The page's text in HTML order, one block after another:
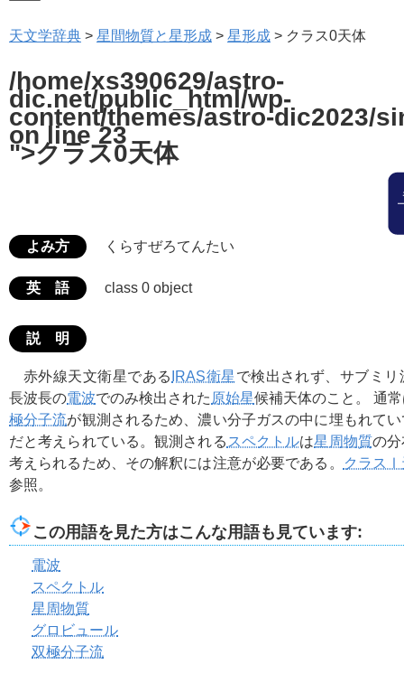
天文学辞典 > 星間物質と星形成 > 星形成 > クラス0天体
/home/xs390629/astro-
dic.net/public_html/wp-
content/themes/astro-dic2023/
on line 23
">クラス0天体
よみ方 くらすぜろてんたい
英 語 class 0 object
説 明
赤外線天文衛星である IRAS衛星 で検出されず、サブミ
長波長の電波でのみ検出された 原始星候補天体のこと。 通
極分子流が観測されるため、濃い分子ガスの中に埋もれて
だと考えられている。観測される スペクトルは星周物質の
考えられるため、その解釈には注意が必要である。
クラスⅠ
参照。
この用語を見た方はこんな用語も見ています:
電波
スペクトル
星周物質
グロビュール
双極分子流